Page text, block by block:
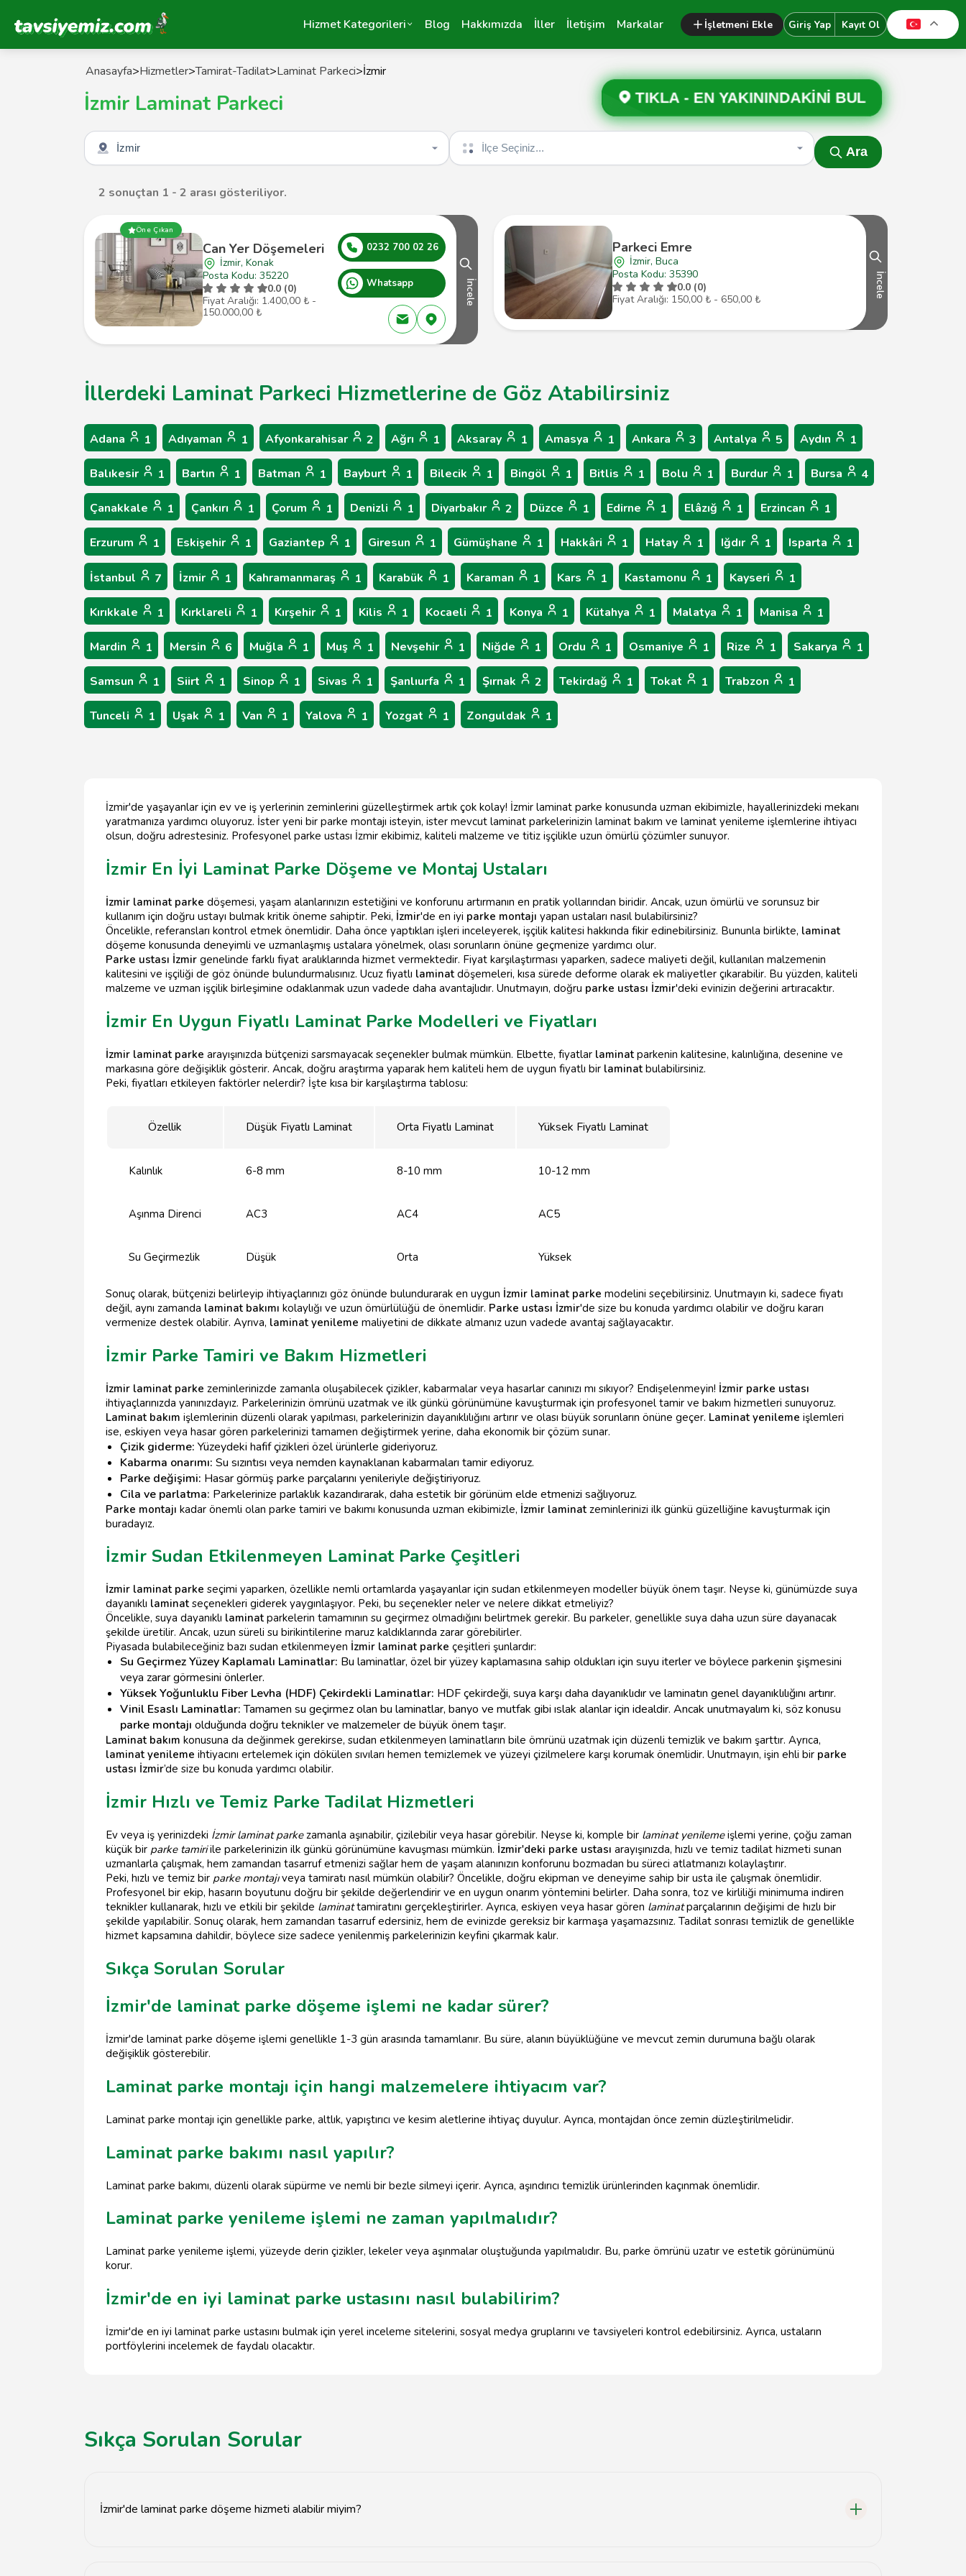
Tavsiyemiz Anasayfa Hizmet Kategorileri Blog Hakkımızda İller İletişim Markalar İşletmeni Ekle Giriş Yap Kayıt Ol
Anasayfa>Hizmetler>Tamirat-Tadilat>Laminat Parkeci>İzmir
İzmir Laminat Parkeci TIKLA - EN YAKININDAKİNİ BUL
Şehir seçin İlçe seçin
Ara
2 sonuçtan 1 - 2 arası gösteriliyor.
Öne Çıkan
Can Yer Döşemeleri
İzmir, Konak
Posta Kodu: 35220
0.0 (0)
Fiyat Aralığı: 1.400,00 ₺ -
150.000,00 ₺
0232 700 02 26
Whatsapp İncele
Parkeci Emre
İzmir, Buca
Posta Kodu: 35390
0.0 (0)
Fiyat Aralığı: 150,00 ₺ - 650,00 ₺
İncele
İllerdeki Laminat Parkeci Hizmetlerine de Göz Atabilirsiniz
Adana 1 Adıyaman 1 Afyonkarahisar 2 Ağrı 1 Aksaray 1 Amasya 1 Ankara 3 Antalya 5 Aydın 1
Balıkesir 1 Bartın 1 Batman 1 Bayburt 1 Bilecik 1 Bingöl 1 Bitlis 1 Bolu 1 Burdur 1 Bursa 4
Çanakkale 1 Çankırı 1 Çorum 1 Denizli 1 Diyarbakır 2 Düzce 1 Edirne 1 Elâzığ 1 Erzincan 1
Erzurum 1 Eskişehir 1 Gaziantep 1 Giresun 1 Gümüşhane 1 Hakkâri 1 Hatay 1 Iğdır 1 Isparta 1
İstanbul 7 İzmir 1 Kahramanmaraş 1 Karabük 1 Karaman 1 Kars 1 Kastamonu 1 Kayseri 1
Kırıkkale 1 Kırklareli 1 Kırşehir 1 Kilis 1 Kocaeli 1 Konya 1 Kütahya 1 Malatya 1 Manisa 1
Mardin 1 Mersin 6 Muğla 1 Muş 1 Nevşehir 1 Niğde 1 Ordu 1 Osmaniye 1 Rize 1 Sakarya 1
Samsun 1 Siirt 1 Sinop 1 Sivas 1 Şanlıurfa 1 Şırnak 2 Tekirdağ 1 Tokat 1 Trabzon 1
Tunceli 1 Uşak 1 Van 1 Yalova 1 Yozgat 1 Zonguldak 1
İzmir'de yaşayanlar için ev ve iş yerlerinin zeminlerini güzelleştirmek artık çok kolay! İzmir laminat parke konusunda uzman ekibimizle, hayallerinizdeki mekanı
yaratmanıza yardımcı oluyoruz. İster yeni bir parke montajı isteyin, ister mevcut laminat parkelerinizin laminat bakım ve laminat yenileme işlemlerine ihtiyacı
olsun, doğru adrestesiniz. Profesyonel parke ustası İzmir ekibimiz, kaliteli malzeme ve titiz işçilikle uzun ömürlü çözümler sunuyor.
İzmir En İyi Laminat Parke Döşeme ve Montaj Ustaları
İzmir laminat parke döşemesi, yaşam alanlarınızın estetiğini ve konforunu artırmanın en pratik yollarından biridir. Ancak, uzun ömürlü ve sorunsuz bir
kullanım için doğru ustayı bulmak kritik öneme sahiptir. Peki, İzmir'de en iyi parke montajı yapan ustaları nasıl bulabilirsiniz?
Öncelikle, referansları kontrol etmek önemlidir. Daha önce yaptıkları işleri inceleyerek, işçilik kalitesi hakkında fikir edinebilirsiniz. Bununla birlikte, laminat
döşeme konusunda deneyimli ve uzmanlaşmış ustalara yönelmek, olası sorunların önüne geçmenize yardımcı olur.
Parke ustası İzmir genelinde farklı fiyat aralıklarında hizmet vermektedir. Fiyat karşılaştırması yaparken, sadece maliyeti değil, kullanılan malzemenin
kalitesini ve işçiliği de göz önünde bulundurmalısınız. Ucuz fiyatlı laminat döşemeleri, kısa sürede deforme olarak ek maliyetler çıkarabilir. Bu yüzden, kaliteli
malzeme ve uzman işçilik birleşimine odaklanmak uzun vadede daha avantajlıdır. Unutmayın, doğru parke ustası İzmir'deki evinizin değerini artıracaktır.
İzmir En Uygun Fiyatlı Laminat Parke Modelleri ve Fiyatları
İzmir laminat parke arayışınızda bütçenizi sarsmayacak seçenekler bulmak mümkün. Elbette, fiyatlar laminat parkenin kalitesine, kalınlığına, desenine ve
markasına göre değişiklik gösterir. Ancak, doğru araştırma yaparak hem kaliteli hem de uygun fiyatlı bir laminat bulabilirsiniz.
Peki, fiyatları etkileyen faktörler nelerdir? İşte kısa bir karşılaştırma tablosu:
Özellik Düşük Fiyatlı Laminat Orta Fiyatlı Laminat Yüksek Fiyatlı Laminat
Kalınlık 6-8 mm 8-10 mm 10-12 mm
Aşınma Direnci AC3 AC4 AC5
Su Geçirmezlik Düşük Orta Yüksek
Sonuç olarak, bütçenizi belirleyip ihtiyaçlarınızı göz önünde bulundurarak en uygun İzmir laminat parke modelini seçebilirsiniz. Unutmayın ki, sadece fiyatı
değil, aynı zamanda laminat bakımı kolaylığı ve uzun ömürlülüğü de önemlidir. Parke ustası İzmir'de size bu konuda yardımcı olabilir ve doğru kararı
vermenize destek olabilir. Ayrıva, laminat yenileme maliyetini de dikkate almanız uzun vadede avantaj sağlayacaktır.
İzmir Parke Tamiri ve Bakım Hizmetleri
İzmir laminat parke zeminlerinizde zamanla oluşabilecek çizikler, kabarmalar veya hasarlar canınızı mı sıkıyor? Endişelenmeyin! İzmir parke ustası
ihtiyaçlarınızda yanınızdayız. Parkelerinizin ömrünü uzatmak ve ilk günkü görünümüne kavuşturmak için profesyonel tamir ve bakım hizmetleri sunuyoruz.
Laminat bakım işlemlerinin düzenli olarak yapılması, parkelerinizin dayanıklılığını artırır ve olası büyük sorunların önüne geçer. Laminat yenileme işlemleri
ise, eskiyen veya hasar gören parkelerinizi tamamen değiştirmek yerine, daha ekonomik bir çözüm sunar.
Çizik giderme: Yüzeydeki hafif çizikleri özel ürünlerle gideriyoruz.
Kabarma onarımı: Su sızıntısı veya nemden kaynaklanan kabarmaları tamir ediyoruz.
Parke değişimi: Hasar görmüş parke parçalarını yenileriyle değiştiriyoruz.
Cila ve parlatma: Parkelerinize parlaklık kazandırarak, daha estetik bir görünüm elde etmenizi sağlıyoruz.
Parke montajı kadar önemli olan parke tamiri ve bakımı konusunda uzman ekibimizle, İzmir laminat zeminlerinizi ilk günkü güzelliğine kavuşturmak için
buradayız.
İzmir Sudan Etkilenmeyen Laminat Parke Çeşitleri
İzmir laminat parke seçimi yaparken, özellikle nemli ortamlarda yaşayanlar için sudan etkilenmeyen modeller büyük önem taşır. Neyse ki, günümüzde suya
dayanıklı laminat seçenekleri giderek yaygınlaşıyor. Peki, bu seçenekler neler ve nelere dikkat etmeliyiz?
Öncelikle, suya dayanıklı laminat parkelerin tamamının su geçirmez olmadığını belirtmek gerekir. Bu parkeler, genellikle suya daha uzun süre dayanacak
şekilde üretilir. Ancak, uzun süreli su birikintilerine maruz kaldıklarında zarar görebilirler.
Piyasada bulabileceğiniz bazı sudan etkilenmeyen İzmir laminat parke çeşitleri şunlardır:
Su Geçirmez Yüzey Kaplamalı Laminatlar: Bu laminatlar, özel bir yüzey kaplamasına sahip oldukları için suyu iterler ve böylece parkenin şişmesini
veya zarar görmesini önlerler.
Yüksek Yoğunluklu Fiber Levha (HDF) Çekirdekli Laminatlar: HDF çekirdeği, suya karşı daha dayanıklıdır ve laminatın genel dayanıklılığını artırır.
Vinil Esaslı Laminatlar:Tamamen su geçirmez olan bu laminatlar, banyo ve mutfak gibi ıslak alanlar için idealdir. Ancak unutmayalım ki, söz konusu
parke montajı olduğunda doğru teknikler ve malzemeler de büyük önem taşır.
Laminat bakım konusuna da değinmek gerekirse, sudan etkilenmeyen laminatların bile ömrünü uzatmak için düzenli temizlik ve bakım şarttır. Ayrıca,
laminat yenileme ihtiyacını ertelemek için dökülen sıvıları hemen temizlemek ve yüzeyi çizilmelere karşı korumak önemlidir. Unutmayın, işin ehli bir parke
ustası İzmir’de size bu konuda yardımcı olabilir.
İzmir Hızlı ve Temiz Parke Tadilat Hizmetleri
Ev veya iş yerinizdeki İzmir laminat parkezamanla aşınabilir, çizilebilir veya hasar görebilir. Neyse ki, komple bir laminat yenilemeişlemi yerine, çoğu zaman
küçük bir parke tamiriile parkelerinizin ilk günkü görünümüne kavuşması mümkün. İzmir'deki parke ustası arayışınızda, hızlı ve temiz tadilat hizmeti sunan
uzmanlarla çalışmak, hem zamandan tasarruf etmenizi sağlar hem de yaşam alanınızın konforunu bozmadan bu süreci atlatmanızı kolaylaştırır.
Peki, hızlı ve temiz bir parke montajıveya tamiratı nasıl mümkün olabilir? Öncelikle, doğru ekipman ve deneyime sahip bir usta ile çalışmak önemlidir.
Profesyonel bir ekip, hasarın boyutunu doğru bir şekilde değerlendirir ve en uygun onarım yöntemini belirler. Daha sonra, toz ve kirliliği minimuma indiren
teknikler kullanarak, hızlı ve etkili bir şekilde laminattamiratını gerçekleştirirler. Ayrıca, eskiyen veya hasar gören laminatparçalarının değişimi de hızlı bir
şekilde yapılabilir. Sonuç olarak, hem zamandan tasarruf edersiniz, hem de evinizde gereksiz bir karmaşa yaşamazsınız. Tadilat sonrası temizlik de genellikle
hizmet kapsamına dahildir, böylece size sadece yenilenmiş parkelerinizin keyfini çıkarmak kalır.
Sıkça Sorulan Sorular
İzmir'de laminat parke döşeme işlemi ne kadar sürer?
İzmir'de laminat parke döşeme işlemi genellikle 1-3 gün arasında tamamlanır. Bu süre, alanın büyüklüğüne ve mevcut zemin durumuna bağlı olarak
değişiklik gösterebilir.
Laminat parke montajı için hangi malzemelere ihtiyacım var?
Laminat parke montajı için genellikle parke, altlık, yapıştırıcı ve kesim aletlerine ihtiyaç duyulur. Ayrıca, montajdan önce zemin düzleştirilmelidir.
Laminat parke bakımı nasıl yapılır?
Laminat parke bakımı, düzenli olarak süpürme ve nemli bir bezle silmeyi içerir. Ayrıca, aşındırıcı temizlik ürünlerinden kaçınmak önemlidir.
Laminat parke yenileme işlemi ne zaman yapılmalıdır?
Laminat parke yenileme işlemi, yüzeyde derin çizikler, lekeler veya aşınmalar oluştuğunda yapılmalıdır. Bu, parke ömrünü uzatır ve estetik görünümünü
korur.
İzmir'de en iyi laminat parke ustasını nasıl bulabilirim?
İzmir'de en iyi laminat parke ustasını bulmak için yerel inceleme sitelerini, sosyal medya gruplarını ve tavsiyeleri kontrol edebilirsiniz. Ayrıca, ustaların
portföylerini incelemek de faydalı olacaktır.
Sıkça Sorulan Sorular
İzmir'de laminat parke döşeme hizmeti alabilir miyim?